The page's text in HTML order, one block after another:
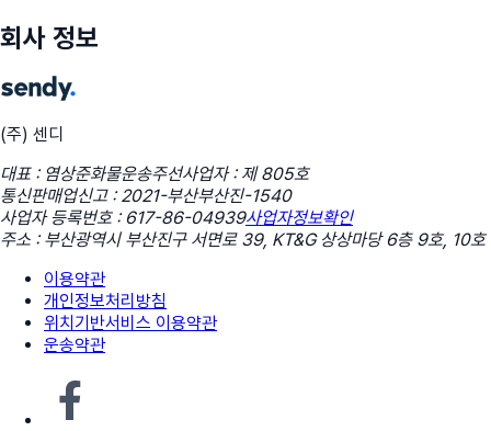
회사 정보
(주) 센디
대표 : 염상준화물운송주선사업자 : 제 805호
통신판매업신고 : 2021-부산부산진-1540
사업자 등록번호 : 617-86-04939사업자정보확인
주소 : 부산광역시 부산진구 서면로 39, KT&G 상상마당 6층 9호, 10호
이용약관
개인정보처리방침
위치기반서비스 이용약관
운송약관